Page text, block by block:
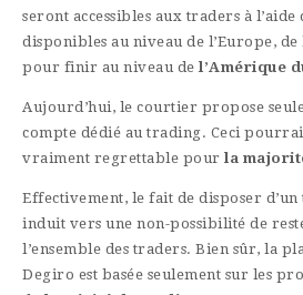
seront accessibles aux traders à
disponibles au niveau de l’Europe, de
pour finir au niveau de l’Amérique
Aujourd’hui, le courtier propose
compte dédié au trading. Ceci
vraiment regrettable pour la
Effectivement, le fait de disposer
induit vers une non-possibilité de
l’ensemble des traders. Bien sûr, la
Degiro est basée seulement sur les